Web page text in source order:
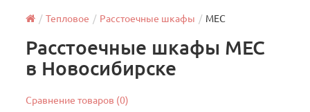
Тепловое Расстоечные шкафы MEC
Расстоечные шкафы MEC
в Новосибирске
Сравнение товаров (0)